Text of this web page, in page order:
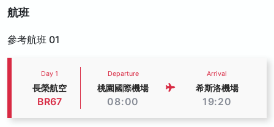
航班
參考航班 01
Day 1
長榮航空
BR67
Departure
桃園國際機場
08:00
Arrival
希斯洛機場
19:20